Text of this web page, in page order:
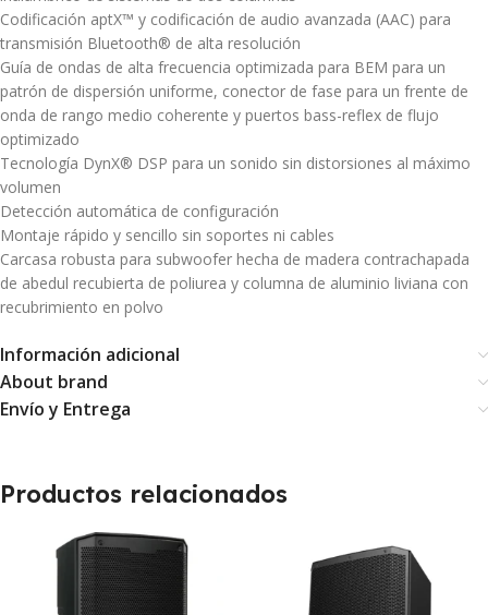
Codificación aptX™ y codificación de audio avanzada (AAC) para
transmisión Bluetooth® de alta resolución
Guía de ondas de alta frecuencia optimizada para BEM para un
patrón de dispersión uniforme, conector de fase para un frente de
onda de rango medio coherente y puertos bass-reflex de flujo
optimizado
Tecnología DynX® DSP para un sonido sin distorsiones al máximo
volumen
Detección automática de configuración
Montaje rápido y sencillo sin soportes ni cables
Carcasa robusta para subwoofer hecha de madera contrachapada
de abedul recubierta de poliurea y columna de aluminio liviana con
recubrimiento en polvo
Información adicional
About brand
Envío y Entrega
Productos relacionados